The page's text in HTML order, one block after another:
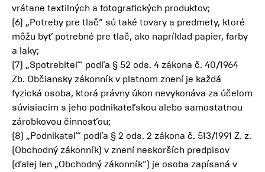
vrátane textilných a fotografických produktov;
(6) „Potreby pre tlač“ sú také tovary a predmety, ktoré
môžu byť potrebné pre tlač, ako napríklad papier, farby
a laky;
(7) „Spotrebiteľ“ podľa § 52 ods. 4 zákona č. 40/1964
Zb. Občiansky zákonník v platnom znení je každá
fyzická osoba, ktorá právny úkon nevykonáva za účelom
súvisiacim s jeho podnikateľskou alebo samostatnou
zárobkovou činnosťou;
(8) „Podnikateľ“ podľa § 2 ods. 2 zákona č. 513/1991 Z. z.
(Obchodný zákonník) v znení neskorších predpisov
(ďalej len „Obchodný zákonník“) je osoba zapísaná v